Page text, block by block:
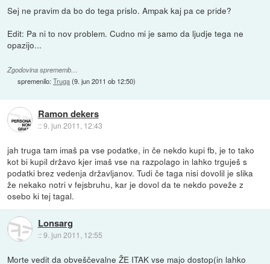
Sej ne pravim da bo do tega prislo. Ampak kaj pa ce pride?
Edit: Pa ni to nov problem. Cudno mi je samo da ljudje tega ne
opazijo...
Zgodovina sprememb…
spremenilo:Truga(9. jun 2011 ob 12:50)
Ramon dekers
::9. jun 2011, 12:43
jah truga tam imaš pa vse podatke, in če nekdo kupi fb, je to tako
kot bi kupil državo kjer imaš vse na razpolago in lahko trguješ s
podatki brez vedenja državljanov. Tudi če taga nisi dovolil je slika
že nekako notri v fejsbruhu, kar je dovol da te nekdo poveže z
osebo ki tej tagal.
Lonsarg
::9. jun 2011, 12:55
Morte vedit da obveščevalne ŽE ITAK vse majo dostop(in lahko